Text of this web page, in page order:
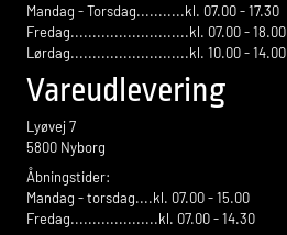
Mandag - Torsdag...........kl. 07.00 - 17.30
Fredag...........................kl. 07.00 - 18.00
Lørdag...........................kl. 10.00 - 14.00
Vareudlevering
Lyøvej 7
5800 Nyborg
Åbningstider:
Mandag - torsdag....kl. 07.00 - 15.00
Fredag....................kl. 07.00 - 14.30